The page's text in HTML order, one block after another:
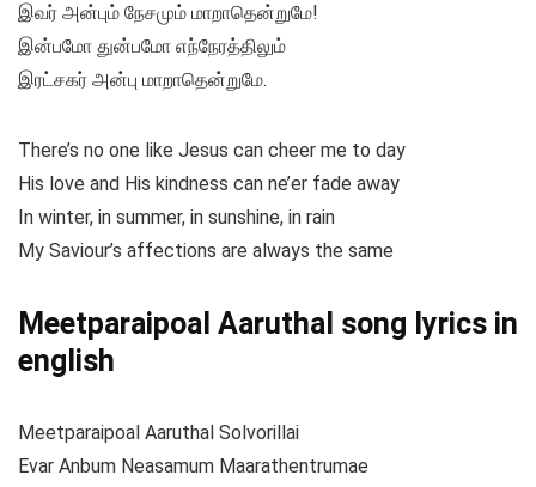
இவர் அன்பும் நேசமும் மாறாதென்றுமே!
இன்பமோ துன்பமோ எந்நேரத்திலும்
இரட்சகர் அன்பு மாறாதென்றுமே.
There’s no one like Jesus can cheer me to day
His love and His kindness can ne’er fade away
In winter, in summer, in sunshine, in rain
My Saviour’s affections are always the same
Meetparaipoal Aaruthal song lyrics in
english
Meetparaipoal Aaruthal Solvorillai
Evar Anbum Neasamum Maarathentrumae